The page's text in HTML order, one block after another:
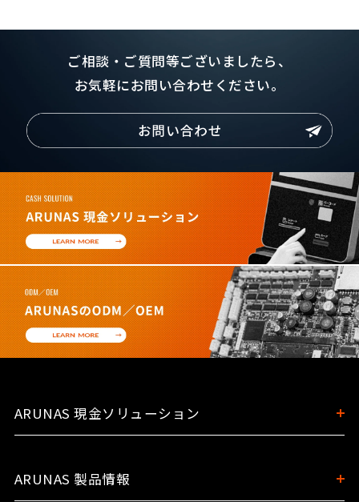
ご相談・ご質問等ございましたら、
お気軽にお問い合わせください。
ARUNAS 現金ソリューション
ARUNAS 製品情報